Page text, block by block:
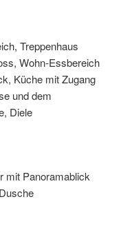
Treppenhaus
Wohn-Essbereich
Küche mit Zugang
und dem
Diele
mit Panoramablick